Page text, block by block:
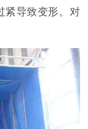
紧导致变形。对